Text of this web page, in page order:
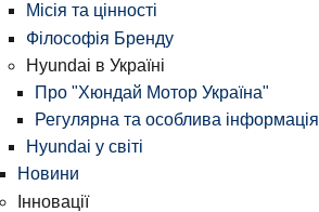
Місія та цінності
Філософія Бренду
Hyundai в Україні
Про "Хюндай Мотор Україна"
Регулярна та особлива інформація
Hyundai у світі
Новини
Інновації